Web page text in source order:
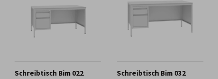
Schreibtisch Bim 022 Schreibtisch Bim 032